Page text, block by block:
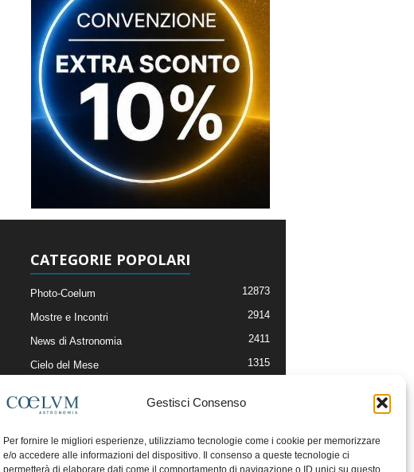
Gestisci Consenso
Per fornire le migliori esperienze, utilizziamo tecnologie come i cookie per memorizzare
e/o accedere alle informazioni del dispositivo. Il consenso a queste tecnologie ci
permetterà di elaborare dati come il comportamento di navigazione o ID unici su questo
CATEGORIE POPOLARI
Photo-Coelum 12873
Mostre e Incontri 2914
News di Astronomia 2411
Cielo del Mese 1315
Articoli e Risorse On-Line
Il Blog della Redazione